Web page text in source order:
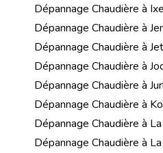
Dépannage Chaudière à
Dépannage Chaudière à
Dépannage Chaudière à
Dépannage Chaudière à
Dépannage Chaudière à
Dépannage Chaudière à
Dépannage Chaudière à
Dépannage Chaudière à